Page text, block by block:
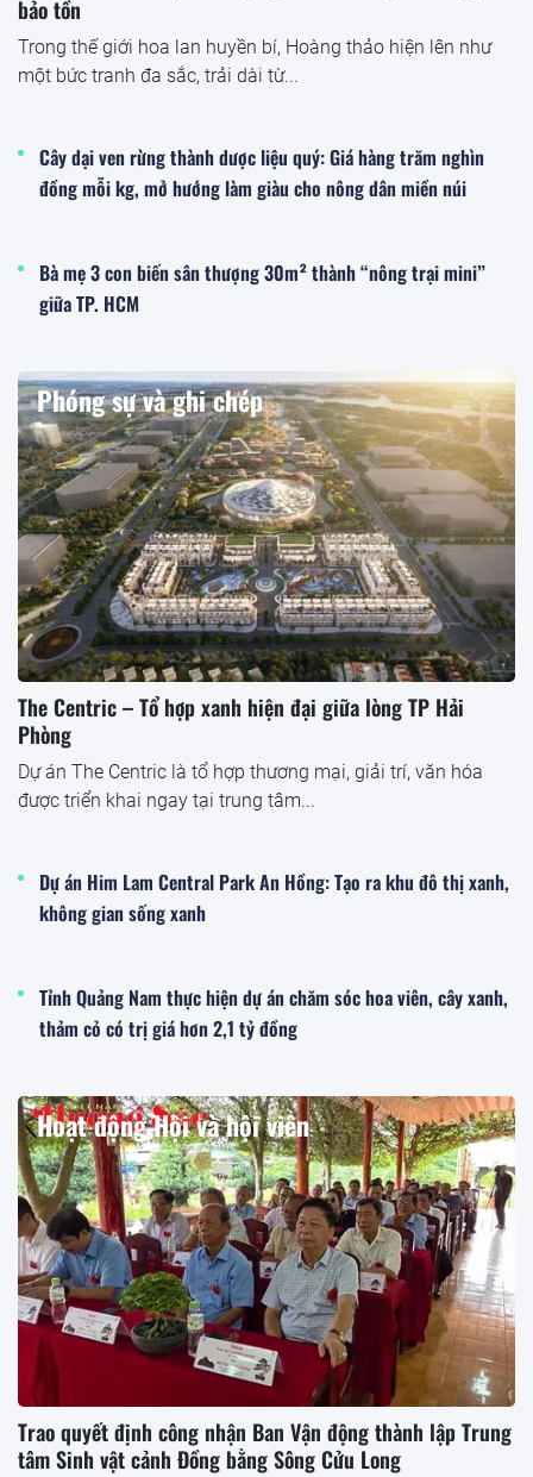
bảo tồn
Trong thế giới hoa lan huyền bí, Hoàng thảo hiện lên như
một bức tranh đa sắc, trải dài từ...
Cây dại ven rừng thành dược liệu quý: Giá hàng trăm nghìn
đồng mỗi kg, mở hướng làm giàu cho nông dân miền núi
Bà mẹ 3 con biến sân thượng 30m² thành “nông trại mini”
giữa TP. HCM
Phóng sự và ghi chép
The Centric – Tổ hợp xanh hiện đại giữa lòng TP Hải
Phòng
Dự án The Centric là tổ hợp thương mại, giải trí, văn hóa
được triển khai ngay tại trung tâm...
Dự án Him Lam Central Park An Hồng: Tạo ra khu đô thị xanh,
không gian sống xanh
Tỉnh Quảng Nam thực hiện dự án chăm sóc hoa viên, cây xanh,
thảm cỏ có trị giá hơn 2,1 tỷ đồng
Hoạt động Hội và hội viên
Trao quyết định công nhận Ban Vận động thành lập Trung
tâm Sinh vật cảnh Đồng bằng Sông Cửu Long